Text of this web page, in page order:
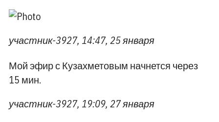
участник-3927, 14:47, 25 января
Мой эфир с Кузахметовым начнется через
15 мин.
участник-3927, 19:09, 27 января